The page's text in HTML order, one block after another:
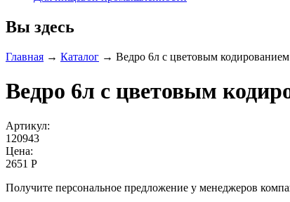
Вы здесь
Главная → Каталог → Ведро 6л с цветовым
Ведро 6л с цветовым
Артикул:
120943
Цена:
2651 Р
Получите персональное предложение у менеджеров